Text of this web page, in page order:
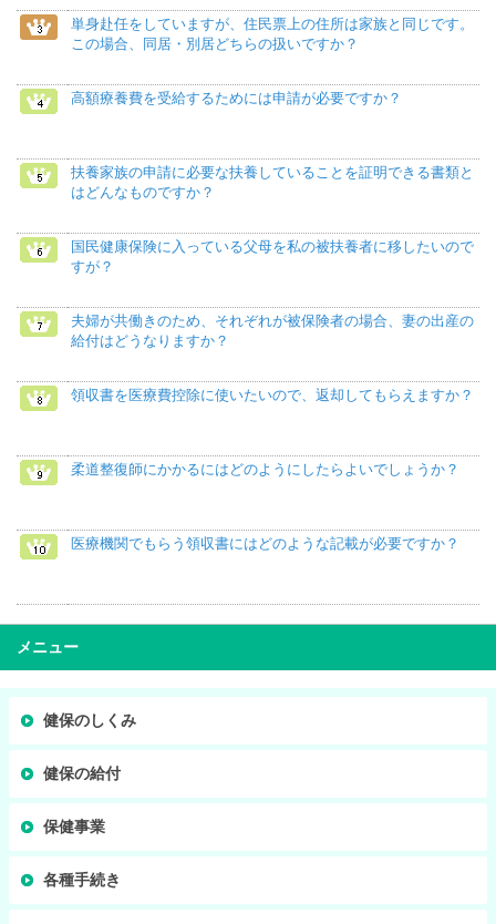
単身赴任をしていますが、住民票上の住所は家族と同じです。
この場合、同居・別居どちらの扱いですか？
高額療養費を受給するためには申請が必要ですか？
扶養家族の申請に必要な扶養していることを証明できる書類と
はどんなものですか？
国民健康保険に入っている父母を私の被扶養者に移したいので
すが？
夫婦が共働きのため、それぞれが被保険者の場合、妻の出産の
給付はどうなりますか？
領収書を医療費控除に使いたいので、返却してもらえますか？
柔道整復師にかかるにはどのようにしたらよいでしょうか？
医療機関でもらう領収書にはどのような記載が必要ですか？
メニュー
健保のしくみ
健保の給付
保健事業
各種手続き